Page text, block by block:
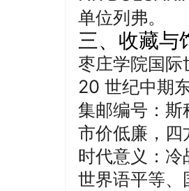
单位列弗。
三、收藏与
枣庄学院国际
20 世纪中期
集邮编号：
市价低廉，四
时代意义：
世界语平等、